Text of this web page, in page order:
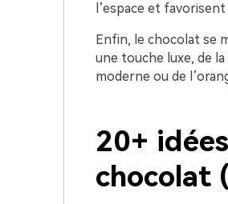
l’espace et
Enfin, le chocolat se
une touche luxe, de
moderne ou de
20+
chocolat